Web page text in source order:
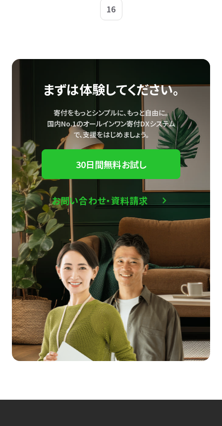
16
まずは体験してください。
寄付をもっとシンプルに、もっと自由に。
国内No.1のオールインワン寄付DXシステム
で、支援をはじめましょう。
30日間無料お試し
お問い合わせ・資料請求